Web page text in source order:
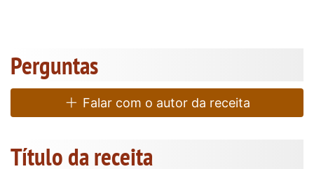
Perguntas
Falar com o autor da receita
Título da receita